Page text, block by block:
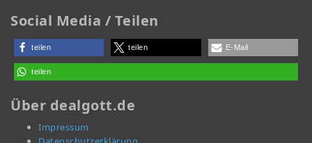
Social Media / Teilen
teilen teilen E-Mail
teilen
Über dealgott.de
Impressum